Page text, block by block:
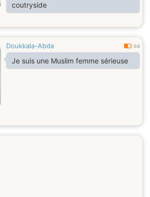
coutryside
Doukkala-Abda 0.6
Je suis une Muslim femme sérieuse